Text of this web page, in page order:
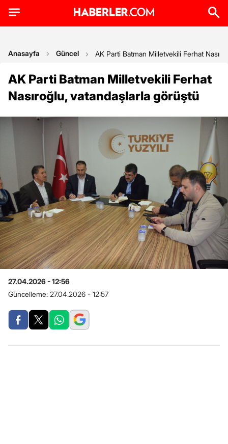
Anasayfa Güncel AK Parti Batman Milletvekili Ferhat
AK Parti Batman Milletvekili Ferhat
Nasıroğlu, vatandaşlarla görüştü
27.04.2026 - 12:56
Güncelleme: 27.04.2026 - 12:57